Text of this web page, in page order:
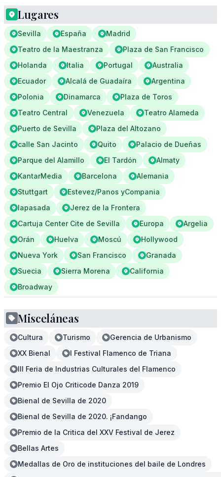
Lugares
Sevilla España
Madrid
Teatro de la Maestranza
Plaza de San Francisco
Holanda
Italia Portugal
Australia
Ecuador
Alcalá de Guadaíra
Argentina
Polonia
Dinamarca
Plaza de Toros
Teatro Central
Venezuela
Teatro Alameda
Puerto de Sevilla
Plaza del Altozano
calle San Jacinto
Quito
Palacio de Dueñas
Parque del Alamillo
El Tardón
Almaty
KantarMedia
Barcelona
Alemania
Stuttgart
Estevez/Panos yCompania
lapasada
Jerez de la Frontera
Cartuja Center Cite de Sevilla
Europa
Argelia
Orán
Huelva Moscú
Hollywood
Nueva York
San Francisco
Granada
Suecia
Sierra Morena
California
Broadway
Misceláneas
Cultura Turismo
Gerencia de Urbanismo
XX Bienal
I Festival Flamenco de Triana
III Feria de Industrias Culturales del Flamenco
Premio El Ojo Criticode Danza 2019
Bienal de Sevilla de 2020
Bienal de Sevilla de 2020. ¡Fandango
Premio de la Critica del XXV Festival de Jerez
Bellas Artes
Medallas de Oro de instituciones del baile de Londres